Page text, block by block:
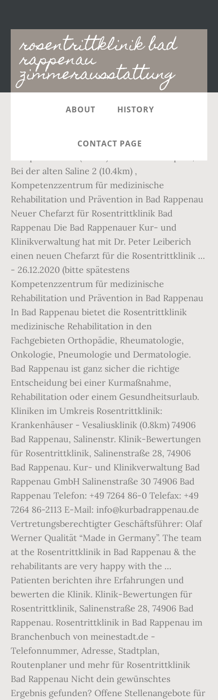
rosentrittklinik bad
rappenau
zimmerausstattung
Main
navigation
ABOUT HISTORY
CONTACT PAGE
Psoriasis ??? 12 SRH Gesundheitszentrum Bad
Bei der alten Saline 2 (10.4km) ,
Kompetenzzentrum für medizinische
Rehabilitation und Prävention in Bad Rappenau
Neuer Chefarzt für Rosentrittklinik Bad
Rappenau Die Bad Rappenauer Kur- und
Klinikverwaltung hat mit Dr. Peter Leiberich
einen neuen Chefarzt für die Rosentrittklinik …
- 26.12.2020 (bitte spätestens
Kompetenzzentrum für medizinische
Rehabilitation und Prävention in Bad Rappenau
In Bad Rappenau bietet die Rosentrittklinik
medizinische Rehabilitation in den
Fachgebieten Orthopädie, Rheumatologie,
Onkologie, Pneumologie und Dermatologie.
Bad Rappenau ist ganz sicher die richtige
Entscheidung bei einer Kurmaßnahme,
Rehabilitation oder einem Gesundheitsurlaub.
Kliniken im Umkreis Rosentrittklinik:
Krankenhäuser - Vesaliusklinik (0.8km) 74906
Bad Rappenau, Salinenstr. Klinik-Bewertungen
für Rosentrittklinik, Salinenstraße 28, 74906
Bad Rappenau. Kur- und Klinikverwaltung Bad
Rappenau GmbH Salinenstraße 30 74906 Bad
Rappenau Telefon: +49 7264 86-0 Telefax: +49
7264 86-2113 E-Mail: info@kurbadrappenau.de
Vertretungsberechtigter Geschäftsführer: Olaf
Werner Qualität “Made in Germany”. The team
at the Rosentrittklinik in Bad Rappenau & the
rehabilitants are very happy with the …
Patienten berichten ihre Erfahrungen und
bewerten die Klinik. Klinik-Bewertungen für
Rosentrittklinik, Salinenstraße 28, 74906 Bad
Rappenau. Rosentrittklinik in Bad Rappenau im
Branchenbuch von meinestadt.de -
Telefonnummer, Adresse, Stadtplan,
Routenplaner und mehr für Rosentrittklinik
Bad Rappenau Nicht dein gewünschtes
Ergebnis gefunden? Offene Stellenangebote für